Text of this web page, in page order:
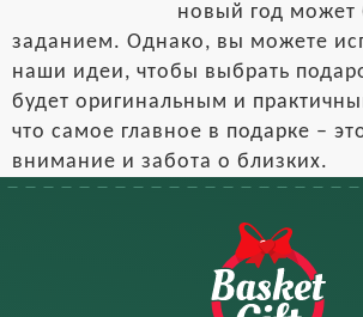
новый год
заданием. Однако, вы можете
наши идеи, чтобы выбрать
будет оригинальным и
что самое главное в подарке –
внимание и забота о близких.